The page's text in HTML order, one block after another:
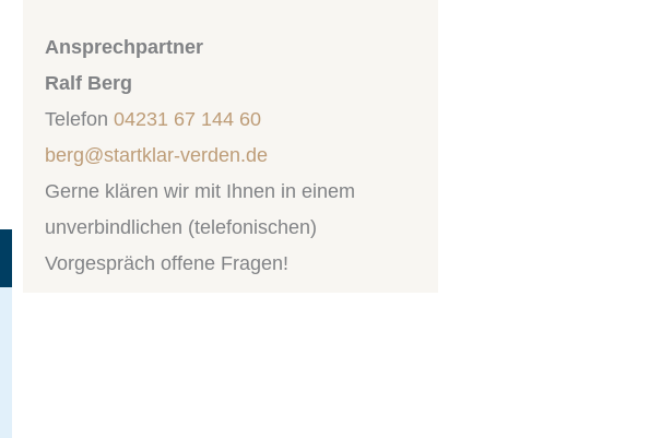
Ansprechpartner
Ralf Berg
Telefon 04231 67 144 60
berg@startklar-verden.de
Gerne klären wir mit Ihnen in einem
unverbindlichen (telefonischen)
Vorgespräch offene Fragen!